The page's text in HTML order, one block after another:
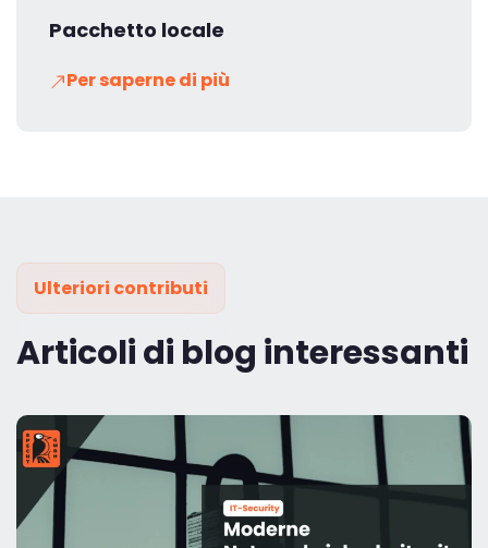
Pacchetto locale
Per saperne di più
Ulteriori contributi
Articoli di blog interessanti